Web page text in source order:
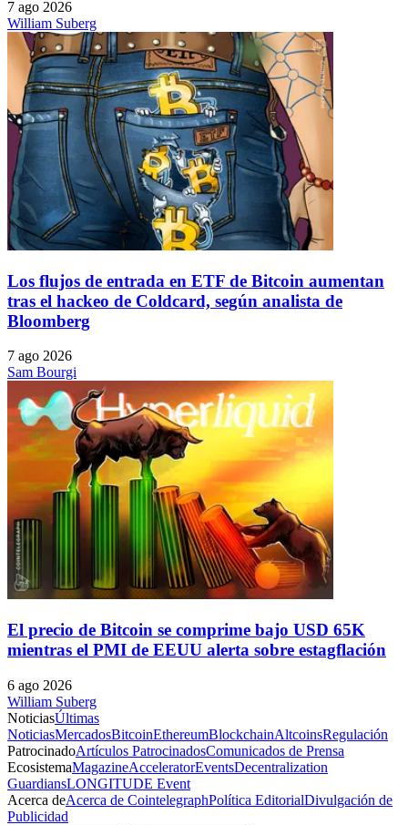
7 ago 2026
William Suberg
Los flujos de entrada en ETF de Bitcoin aumentan
tras el hackeo de Coldcard, según analista de
Bloomberg
7 ago 2026
Sam Bourgi
El precio de Bitcoin se comprime bajo USD 65K
mientras el PMI de EEUU alerta sobre estagflación
6 ago 2026
William Suberg
NoticiasÚltimas
NoticiasMercadosBitcoinEthereumBlockchainAltcoinsRegulación
PatrocinadoArtículos PatrocinadosComunicados de Prensa
EcosistemaMagazineAcceleratorEventsDecentralization
GuardiansLONGITUDE Event
Acerca deAcerca de CointelegraphPolítica EditorialDivulgación de
Publicidad